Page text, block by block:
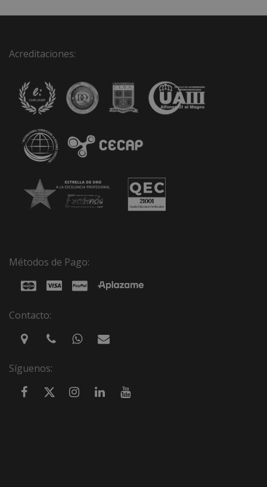
Acreditaciones:
Métodos de Pago:
Contacto:
Síguenos: